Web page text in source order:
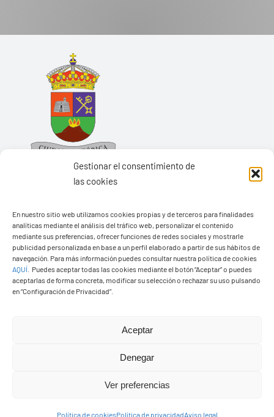
Gestionar el consentimiento de
las cookies
En nuestro sitio web utilizamos cookies propias y de terceros para finalidades
analíticas mediante el análisis del tráfico web, personalizar el contenido
mediante sus preferencias, ofrecer funciones de redes sociales y mostrarle
publicidad personalizada en base a un perfil elaborado a partir de sus hábitos de
navegación. Para más información puedes consultar nuestra política de cookies
AQUÍ
Puedes aceptar todas las cookies mediante el botón “Aceptar” o puedes
aceptarlas de forma concreta, modificar su selección o rechazar su uso pulsando
en “Configuración de Privacidad”.
Aceptar
Denegar
Ver preferencias
Política de cookiesPolítica de privacidadAviso legal
Ayuntamiento de Yaiza
Pza. de Los Remedios, 1
35570 – Yaiza
Tel:928 83 62 20
derechos reservads
Diseño web Solucionet.com